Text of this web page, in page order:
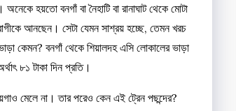
হয়তো বনগাঁ বা নৈহাটি বা রানাঘাট থেকে মোটা
আনছেন। সেটা যেমন সাশ্রয় হচ্ছে, তেমন খরচ
কেমন? বনগাঁ থেকে শিয়ালদহ এসি লোকালের ভাড়া
৮১ টাকা দিন প্রতি।
মেলে না। তার পরেও কেন এই ট্রেন পছন্দের?